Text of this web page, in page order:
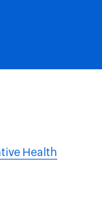
Health